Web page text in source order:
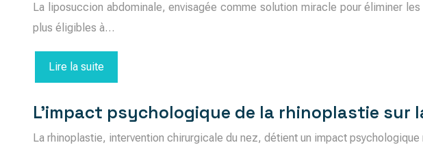
La liposuccion abdominale, envisagée comme solution miracle pour éliminer
plus éligibles à…
Lire la suite
L’impact psychologique de la rhinoplastie sur
La rhinoplastie, intervention chirurgicale du nez, détient un impact